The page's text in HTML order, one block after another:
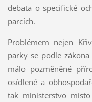
debata o specifické
parcích.
Problémem nejen
parky se podle
málo pozměněné
osídlené a
tak ministerstvo